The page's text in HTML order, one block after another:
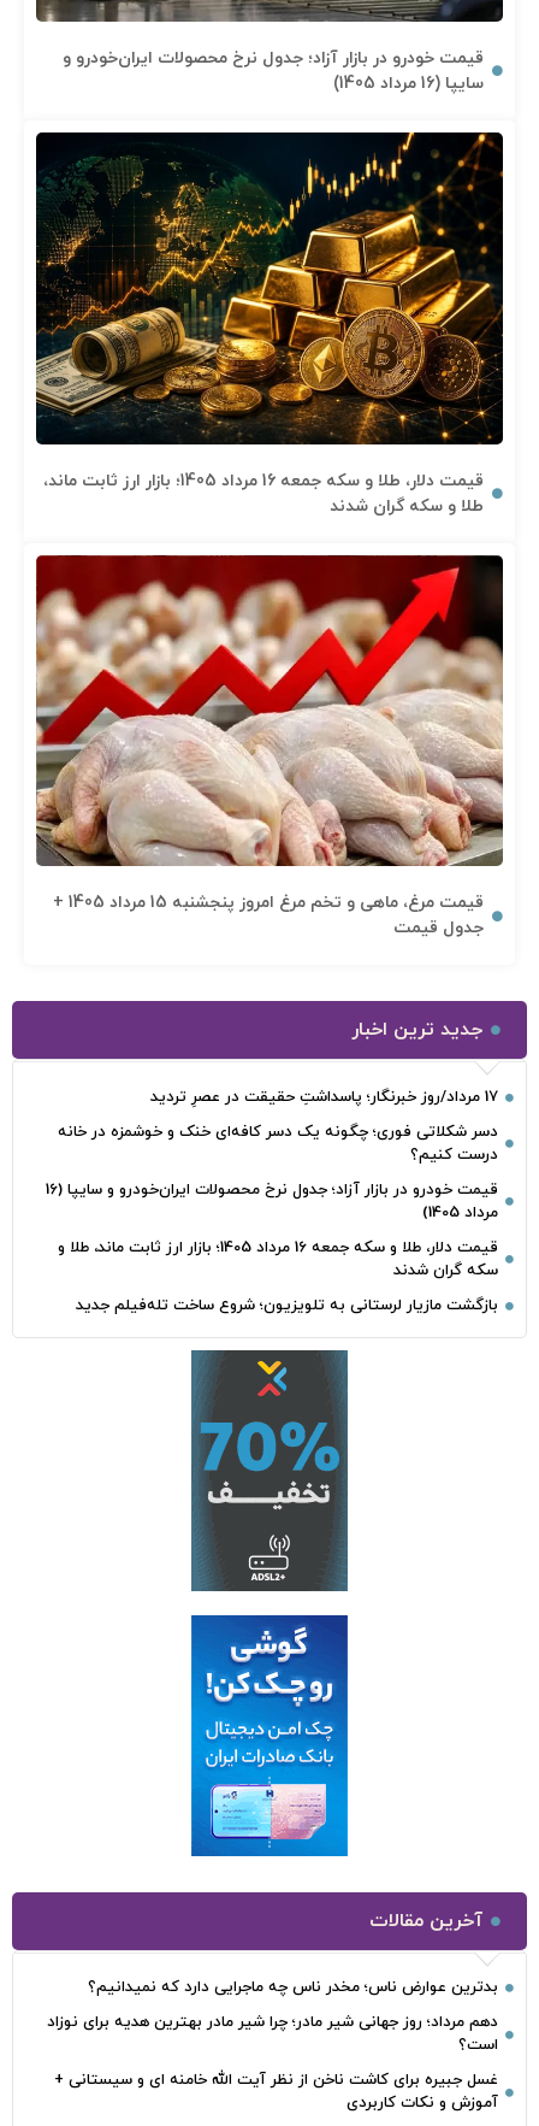
قیمت خودرو در بازار آزاد؛ جدول نرخ محصولات ایران‌خودرو و
سایپا (16 مرداد 1405)
قیمت دلار، طلا و سکه جمعه 16 مرداد 1405؛ بازار ارز ثابت ماند،
طلا و سکه گران شدند
قیمت مرغ، ماهی و تخم مرغ امروز پنجشنبه 15 مرداد 1405 +
جدول قیمت
جدید ترین اخبار
17 مرداد/روز خبرنگار؛ پاسداشتِ حقیقت در عصرِ تردید
دسر شکلاتی فوری؛ چگونه یک دسر کافه‌ای خنک و خوشمزه در خانه
درست کنیم؟
قیمت خودرو در بازار آزاد؛ جدول نرخ محصولات ایران‌خودرو و سایپا (16
مرداد 1405)
قیمت دلار، طلا و سکه جمعه 16 مرداد 1405؛ بازار ارز ثابت ماند، طلا و
سکه گران شدند
بازگشت مازیار لرستانی به تلویزیون؛ شروع ساخت تله‌فیلم جدید
آخرین مقالات
بدترین عوارض ناس؛ مخدر ناس چه ماجرایی دارد که نمیدانیم؟
دهم مرداد؛ روز جهانی شیر مادر؛ چرا شیر مادر بهترین هدیه برای نوزاد
است؟
غسل جبیره برای کاشت ناخن از نظر آیت الله خامنه ای و سیستانی +
آموزش و نکات کاربردی